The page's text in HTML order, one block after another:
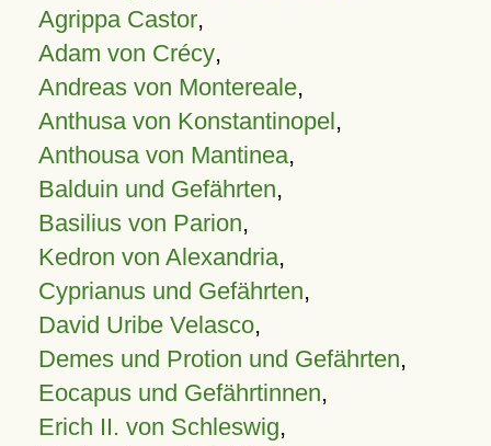
Agrippa Castor,
Adam von Crécy,
Andreas von Montereale,
Anthusa von Konstantinopel,
Anthousa von Mantinea,
Balduin und Gefährten,
Basilius von Parion,
Kedron von Alexandria,
Cyprianus und Gefährten,
David Uribe Velasco,
Demes und Protion und Gefährten,
Eocapus und Gefährtinnen,
Erich II. von Schleswig,